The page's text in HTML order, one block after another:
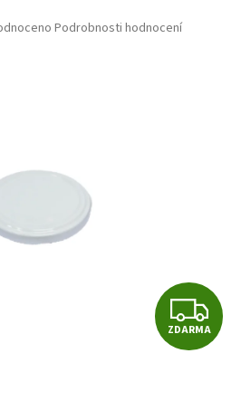
Podrobnosti hodnocení
Z
D
ZDARMA